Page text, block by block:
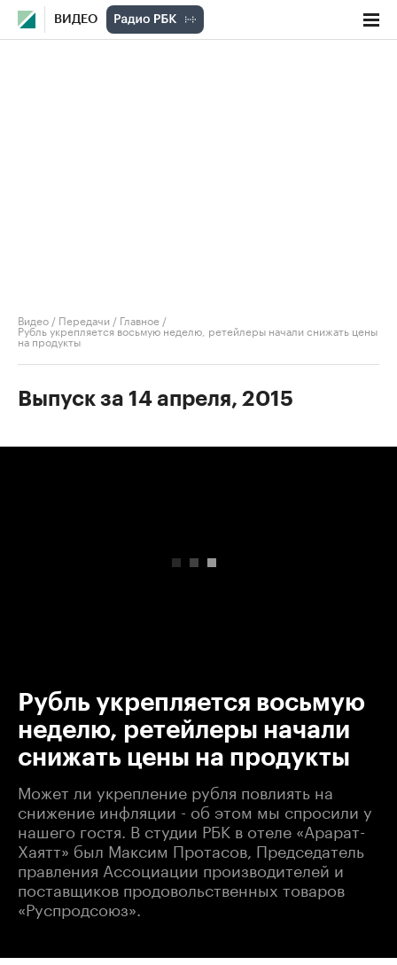
ВИДЕО
Видео / Передачи / Главное /
Рубль укрепляется восьмую неделю, ретейлеры начали снижать цены
на продукты
Выпуск за 14 апреля, 2015
Рубль укрепляется восьмую
неделю, ретейлеры начали
снижать цены на продукты
Может ли укрепление рубля повлиять на
снижение инфляции - об этом мы спросили у
нашего гостя. В студии РБК в отеле «Арарат-
Хаятт» был Максим Протасов, Председатель
правления Ассоциации производителей и
поставщиков продовольственных товаров
«Руспродсоюз».